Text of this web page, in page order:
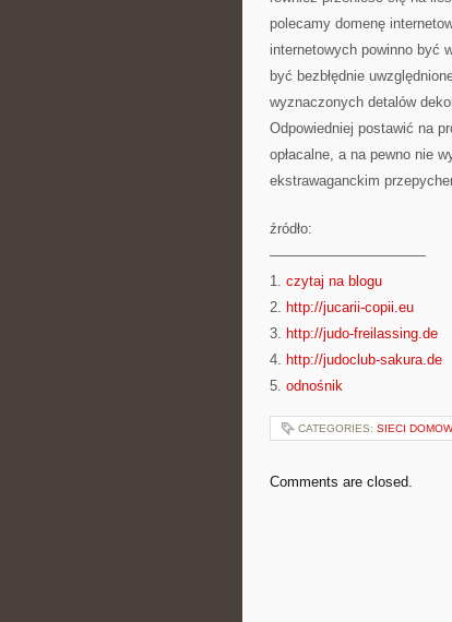
polecamy domenę
internetowych powinno być
być bezbłędnie
wyznaczonych detalów
Odpowiedniej postawić na
opłacalne, a na pewno nie
ekstrawaganckim
źródło:
———————————
1. czytaj na blogu
2. http://jucarii-copii.eu
3. http://judo-freilassing.de
4. http://judoclub-sakura.de
5. odnośnik
CATEGORIES: SIECI
Comments are closed.